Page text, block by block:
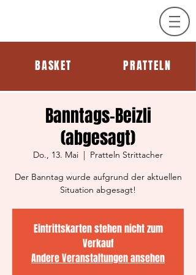
PRATTELN
BASKET
Banntags-Beizli
(abgesagt)
Do., 13. Mai
  |
Pratteln Strittacher
Der Banntag wurde aufgrund der aktuellen
Situation abgesagt!
Eintrittskarten stehen nicht zum
Verkauf
Andere Veranstaltungen ansehen